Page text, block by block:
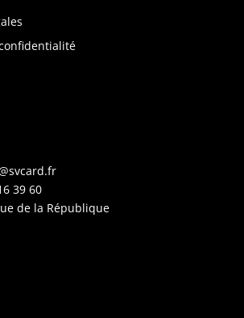
39 60
de la République